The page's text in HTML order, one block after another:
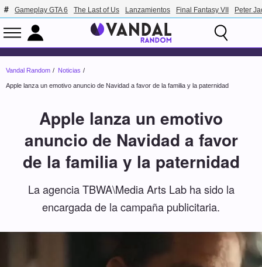
Gameplay GTA 6 The Last of Us Lanzamientos Final Fantasy VII Peter
Vandal Random Noticias
Apple lanza un emotivo anuncio de Navidad a favor de la familia y la paternidad
Apple lanza un emotivo
anuncio de Navidad a favor
de la familia y la paternidad
La agencia TBWA\Media Arts Lab ha sido la
encargada de la campaña publicitaria.